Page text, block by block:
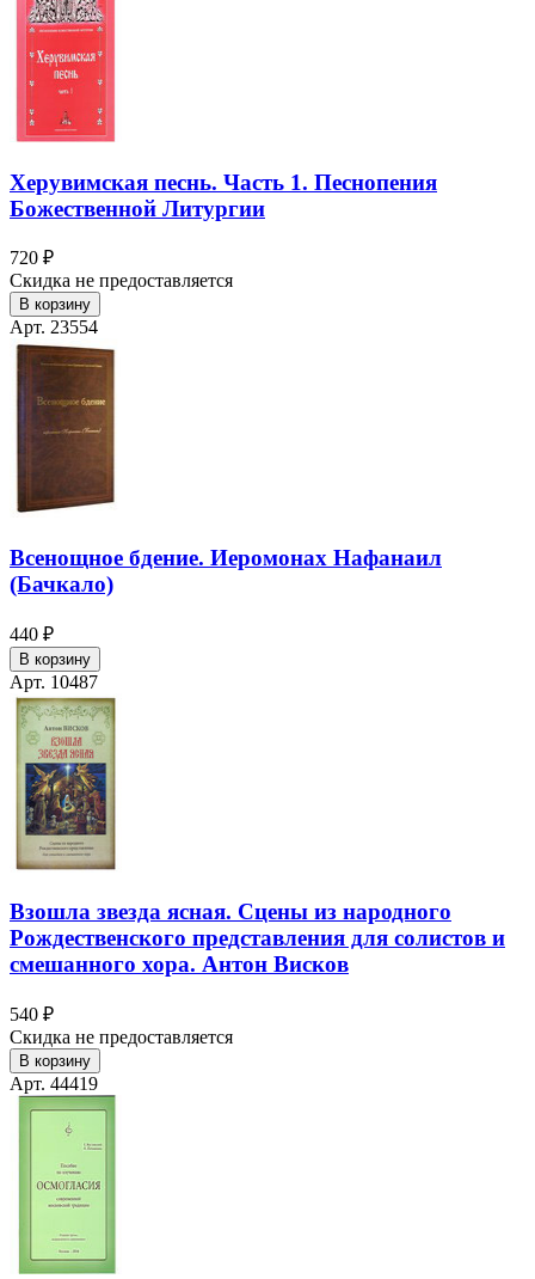
Херувимская песнь. Часть 1. Песнопения
Божественной Литургии
720 ₽
Скидка не предоставляется
В корзину
Арт. 23554
Всенощное бдение. Иеромонах Нафанаил
(Бачкало)
440 ₽
В корзину
Арт. 10487
Взошла звезда ясная. Сцены из народного
Рождественского представления для солистов и
смешанного хора. Антон Висков
540 ₽
Скидка не предоставляется
В корзину
Арт. 44419